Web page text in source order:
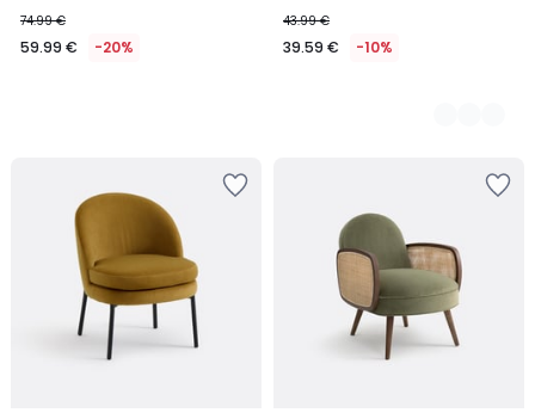
74.99 €
59.99 € -20%
43.99 €
39.59 € -10%